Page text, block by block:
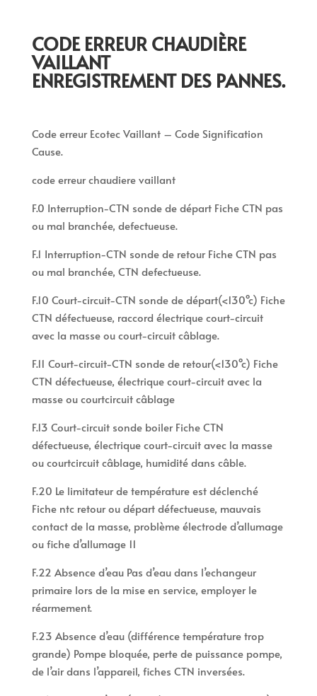
CODE ERREUR CHAUDIÈRE
VAILLANT
ENREGISTREMENT DES PANNES.
Code erreur Ecotec Vaillant – Code Signification
Cause.
code erreur chaudiere vaillant
F.0 Interruption-CTN sonde de départ Fiche CTN pas
ou mal branchée, defectueuse.
F.1 Interruption-CTN sonde de retour Fiche CTN pas
ou mal branchée, CTN defectueuse.
F.10 Court-circuit-CTN sonde de départ(<130°c) Fiche
CTN défectueuse, raccord électrique court-circuit
avec la masse ou court-circuit câblage.
F.11 Court-circuit-CTN sonde de retour(<130°c) Fiche
CTN défectueuse, électrique court-circuit avec la
masse ou courtcircuit câblage
F.13 Court-circuit sonde boiler Fiche CTN
défectueuse, électrique court-circuit avec la masse
ou courtcircuit câblage, humidité dans câble.
F.20 Le limitateur de température est déclenché
Fiche ntc retour ou départ défectueuse, mauvais
contact de la masse, problème électrode d’allumage
ou fiche d’allumage 11
F.22 Absence d’eau Pas d’eau dans l’echangeur
primaire lors de la mise en service, employer le
réarmement.
F.23 Absence d’eau (différence température trop
grande) Pompe bloquée, perte de puissance pompe,
de l’air dans l’appareil, fiches CTN inversées.